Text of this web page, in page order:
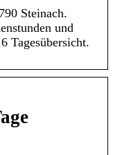
Steinach.
und
Tagesübersicht.